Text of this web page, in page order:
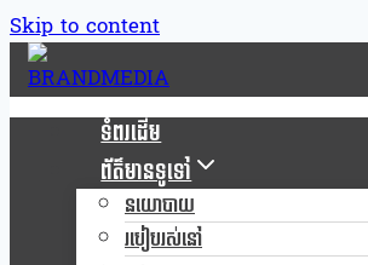
Skip to content
ទំពរដើម
ព័ត៌មានទូទៅ
នយោបាយ
របៀបរស់នៅ